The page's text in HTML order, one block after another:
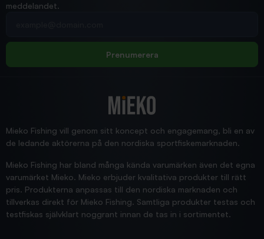
Jensa
meddelandet.
Prenumerera
Mieko Fishing vill genom sitt koncept och engagemang, bli en av
de ledande aktörerna på den nordiska sportfiskemarknaden.
Mieko Fishing har bland många kända varumärken även det egna
varumärket Mieko. Mieko erbjuder kvalitativa produkter till rätt
pris. Produkterna anpassas till den nordiska marknaden och
tillverkas direkt för Mieko Fishing. Samtliga produkter testas och
testfiskas självklart noggrant innan de tas in i sortimentet.